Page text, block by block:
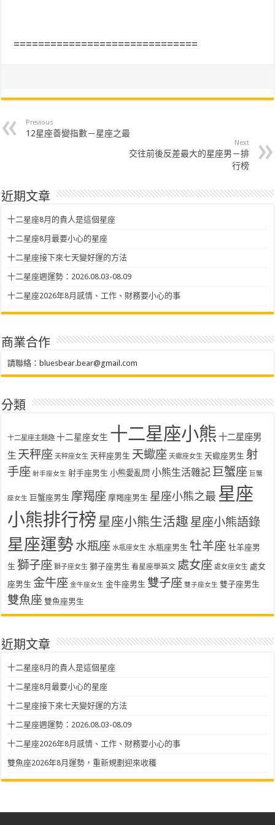
==============================
Previous
12星座善變指數－星座之最
Next
交往前後反差最大的星座男－排
行榜
近期文章
十二星座8月的貴人是這個星座
十二星座8月最要小心的星座
十二星座接下來七天變好運的方法
十二星座週運勢：2026.08.03-08.09
十二星座2026年8月感情、工作、財務要小心的事
商業合作
請聯絡： bluesbear.bear@gmail.com
分類
十二星座主題趣 十二星座女生 十二星座小熊 十二星座男
生 天秤座 天秤座女生 天秤座男生 天蠍座 天蠍座女生 天蠍座男生 射
手座 射手座女生 射手座男生 小熊愛亂問 小熊生活雜記 巨蟹座 巨蟹
座女生 巨蟹座男生 摩羯座 摩羯座男生 星座小熊之最 星座
小熊排行榜 星座小熊生活趣 星座小熊語錄
星座運勢 水瓶座 水瓶座女生 水瓶座男生 牡羊座 牡羊座男
生 獅子座 獅子座女生 獅子座男生 看星座學英文 處女座 處女座女生 處女
座男生 金牛座 金牛座女生 金牛座男生 雙子座 雙子座女生 雙子座男生
雙魚座 雙魚座男生
近期文章
十二星座8月的貴人是這個星座
十二星座8月最要小心的星座
十二星座接下來七天變好運的方法
十二星座週運勢：2026.08.03-08.09
十二星座2026年8月感情、工作、財務要小心的事
雙魚座2026年8月運勢，重新規劃迎來收穫